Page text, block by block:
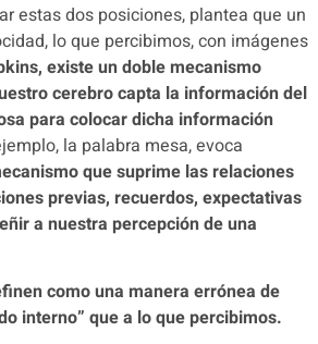
estas dos posiciones, plantea que un
lo que percibimos, con imágenes
existe un doble mecanismo
cerebro capta la información del
para colocar dicha información
la palabra mesa, evoca
que suprime las relaciones
previas, recuerdos, expectativas
a nuestra percepción de una
como una manera errónea de
interno” que a lo que percibimos.